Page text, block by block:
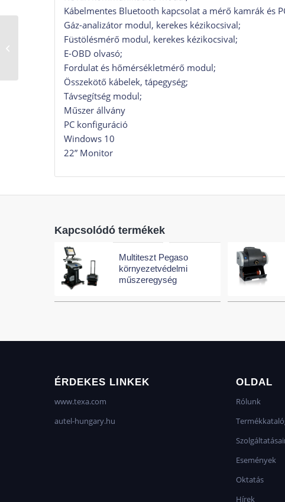
Kábelmentes Bluetooth kapcsolat a mérő kamrák és
Gáz-analizátor modul, kerekes kézikocsival;
Füstölésmérő modul, kerekes kézikocsival;
E-OBD olvasó;
Fordulat és hőmérsékletmérő modul;
Összekötő kábelek, tápegység;
Távsegítség modul;
Műszer állvány
PC konfiguráció
Windows 10
22” Monitor
Kapcsolódó termékek
Multiteszt Pegaso
környezetvédelmi
műszeregység
ÉRDEKES LINKEK
www.texa.com
autel-hungary.hu
OLDAL
Rólunk
Események
Oktatás
Hírek